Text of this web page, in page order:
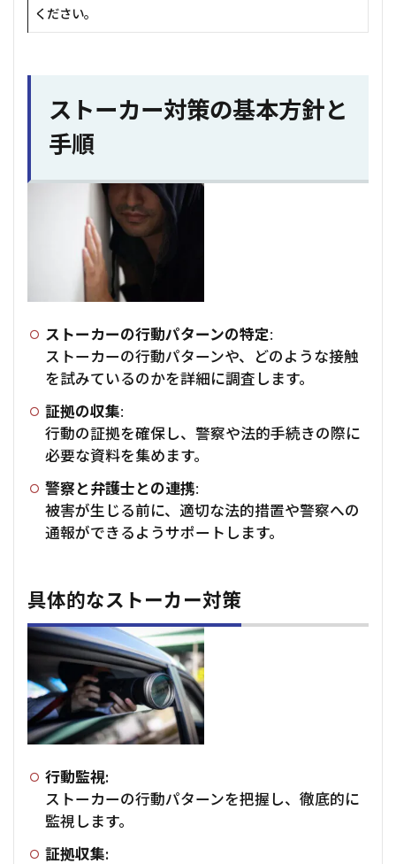
ください。
ストーカー対策の基本方針と
手順
ストーカーの行動パターンの特定:
ストーカーの行動パターンや、どのような接触
を試みているのかを詳細に調査します。
証拠の収集:
行動の証拠を確保し、警察や法的手続きの際に
必要な資料を集めます。
警察と弁護士との連携:
被害が生じる前に、適切な法的措置や警察への
通報ができるようサポートします。
具体的なストーカー対策
行動監視:
ストーカーの行動パターンを把握し、徹底的に
監視します。
証拠収集: